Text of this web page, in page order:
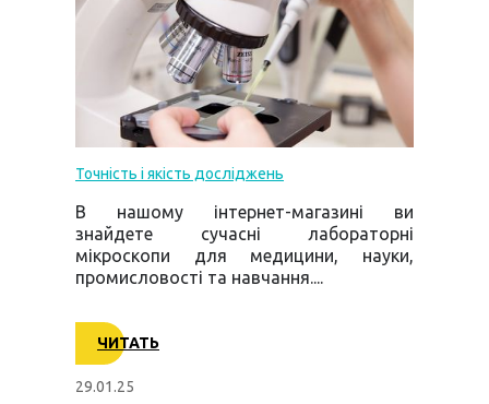
Точність і якість досліджень
В нашому інтернет-магазині ви
знайдете сучасні лабораторні
мікроскопи для медицини, науки,
промисловості та навчання....
ЧИТАТЬ
29.01.25